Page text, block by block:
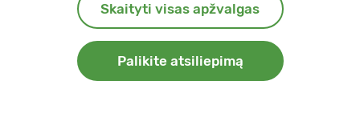
Skaityti visas apžvalgas
Palikite atsiliepimą